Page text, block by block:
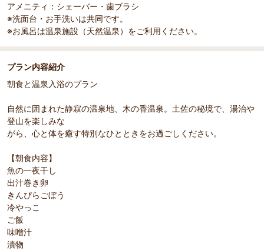
アメニティ：シェーバー・歯ブラシ
※洗面台・お手洗いは共同です。
※お風呂は温泉施設（天然温泉）をご利用ください。
プラン内容紹介
朝食と温泉入浴のプラン
自然に囲まれた静寂の温泉地、木の香温泉。土佐の秘境で、湯治や
登山を楽しみな
がら、心と体を癒す特別なひとときをお過ごしください。
【朝食内容】
魚の一夜干し
出汁巻き卵
きんぴらごぼう
冷やっこ
ご飯
味噌汁
漬物